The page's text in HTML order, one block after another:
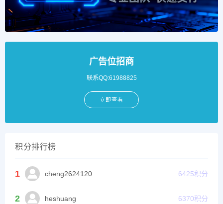
广告位招商
联系QQ:61988825
立即查看
积分排行榜
1 cheng2624120 6425积分
2 heshuang 6370积分